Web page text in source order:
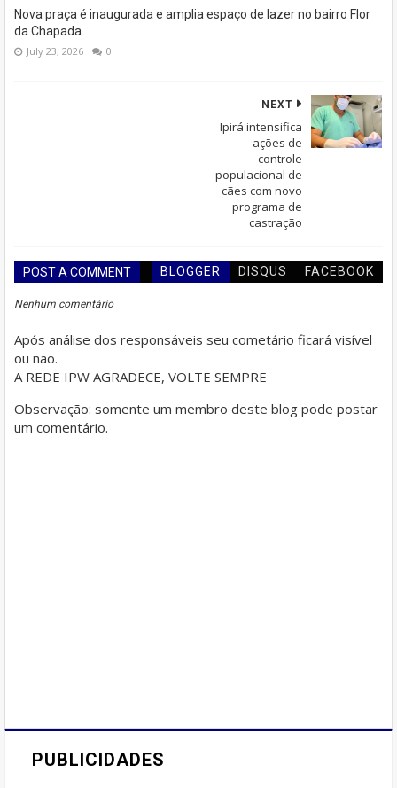
Nova praça é inaugurada e amplia espaço de lazer no bairro Flor
da Chapada
July 23, 2026 0
NEXT
Ipirá intensifica
ações de
controle
populacional de
cães com novo
programa de
castração
POST A COMMENT BLOGGER DISQUS FACEBOOK
Nenhum comentário
Após análise dos responsáveis seu cometário ficará visível
ou não.
A REDE IPW AGRADECE, VOLTE SEMPRE
Observação: somente um membro deste blog pode postar
um comentário.
PUBLICIDADES